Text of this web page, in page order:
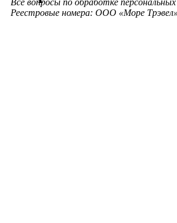
Реестровые номера: ООО «Море Трэвел»